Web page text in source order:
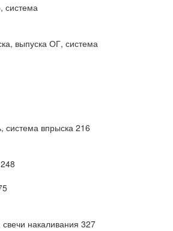
система
выпуска ОГ, система
система впрыска 216
накаливания 327